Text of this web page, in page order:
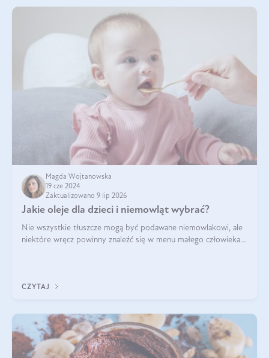
Magda Wojtanowska
19 cze 2024
Zaktualizowano 9 lip 2026
Jakie oleje dla dzieci i niemowląt wybrać?
Nie wszystkie tłuszcze mogą być podawane niemowlakowi, ale
niektóre wręcz powinny znaleźć się w menu małego człowieka.
CZYTAJ